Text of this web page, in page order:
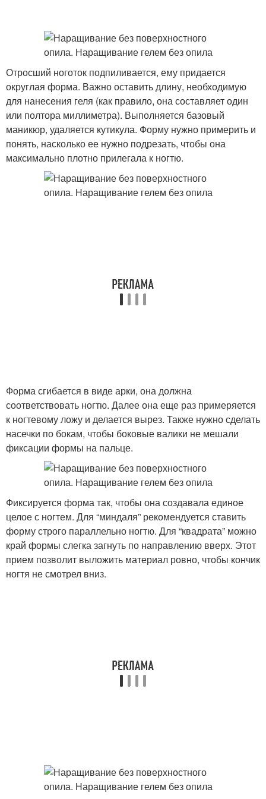
Отросший ноготок подпиливается, ему придается
округлая форма. Важно оставить длину, необходимую
для нанесения геля (как правило, она составляет один
или полтора миллиметра). Выполняется базовый
маникюр, удаляется кутикула. Форму нужно примерить и
понять, насколько ее нужно подрезать, чтобы она
максимально плотно прилегала к ногтю.
Форма сгибается в виде арки, она должна
соответствовать ногтю. Далее она еще раз примеряется
к ногтевому ложу и делается вырез. Также нужно сделать
насечки по бокам, чтобы боковые валики не мешали
фиксации формы на пальце.
Фиксируется форма так, чтобы она создавала единое
целое с ногтем. Для “миндаля” рекомендуется ставить
форму строго параллельно ногтю. Для “квадрата” можно
край формы слегка загнуть по направлению вверх. Этот
прием позволит выложить материал ровно, чтобы кончик
ногтя не смотрел вниз.